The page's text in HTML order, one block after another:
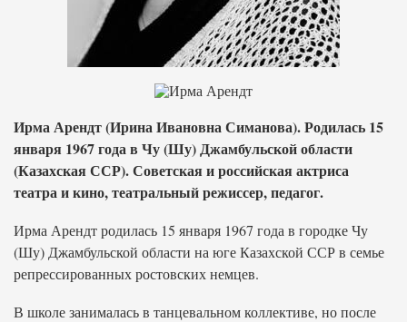
Ирма Арендт (Ирина Ивановна Симанова). Родилась 15
января 1967 года в Чу (Шу) Джамбульской области
(Казахская ССР). Советская и российская актриса
театра и кино, театральный режиссер, педагог.
Ирма Арендт родилась 15 января 1967 года в городке Чу
(Шу) Джамбульской области на юге Казахской ССР в семье
репрессированных ростовских немцев.
В школе занималась в танцевальном коллективе, но после